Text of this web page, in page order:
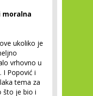
moralna
ukoliko je
vrhovno u
I Popović i
tema za
što je bio i